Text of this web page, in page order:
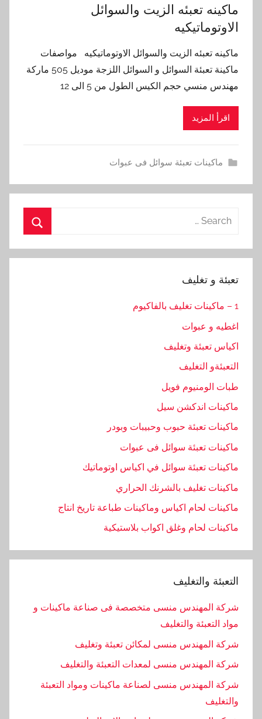
ماكينه تعبئه الزيت والسوائل
الاوتوماتيكيه
ماكينه تعبئه الزيت والسوائل الاوتوماتيكيه مواصفات
ماكينة تعبئة السوائل و السوائل اللزجة موديل 505 ماركة
مهندس منسي حجم الكيس الطول من 5 الى 12
اقرأ المزيد
ماكينات تعبئة سوائل فى عبوات
Search
تعبئة و تغليف
1 – ماكينات تغليف بالفاكيوم
اغطيه و عبوات
اكياس تعبئة وتغليف
التعبئةو التغليف
طبات الومنيوم فويل
ماكينات اندكشن سيل
ماكينات تعبئة حبوب وحبيبات وبودر
ماكينات تعبئة سوائل فى عبوات
ماكينات تعبئة سوائل في اكياس اوتوماتيك
ماكينات تغليف بالشرنك الحراري
ماكينات لحام اكياس وماكينات طباعة تاريخ انتاج
ماكينات لحام وغلق اكواب بلاستيكية
التعبئة والتغليف
شركة المهندس منسى متخصصة فى صناعة ماكينات و
مواد التعبئة والتغليف
شركة المهندس منسى لمكائن تعبئة وتغليف
شركة المهندس منسى لمعدات التعبئة والتغليف
شركة المهندس منسى لصناعة ماكينات ومواد التعبئة
والتغليف